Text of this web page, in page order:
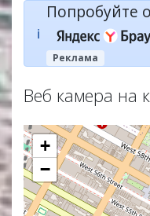
ℹ️
Попробуйте
Реклама
Веб камера на
+
−